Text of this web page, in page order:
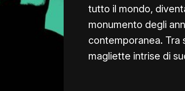
tutto il mondo,
monumento degli
contemporanea. Tra
magliette intrise di